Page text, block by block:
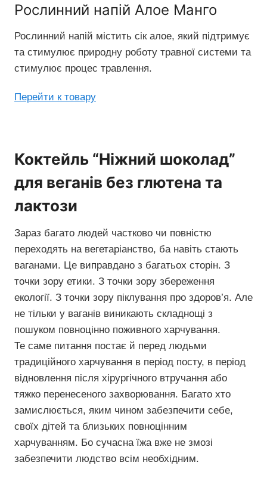
Рослинний напій Алое Манго
Рослинний напій містить сік алое, який підтримує
та стимулює природну роботу травної системи та
стимулює процес травлення.
Перейти к товару
Коктейль “Ніжний шоколад”
для веганів без глютена та
лактози
Зараз багато людей частково чи повністю
переходять на вегетаріанство, ба навіть стають
ваганами. Це виправдано з багатьох сторін. З
точки зору етики. З точки зору збереження
екології. З точки зору піклування про здоров’я. Але
не тільки у ваганів виникають складнощі з
пошуком повноцінно поживного харчування.
Те саме питання постає й перед людьми
традиційного харчування в період посту, в період
відновлення після хірургічного втручання або
тяжко перенесеного захворювання. Багато хто
замислюється, яким чином забезпечити себе,
своїх дітей та близьких повноцінним
харчуванням. Бо сучасна їжа вже не змозі
забезпечити людство всім необхідним.